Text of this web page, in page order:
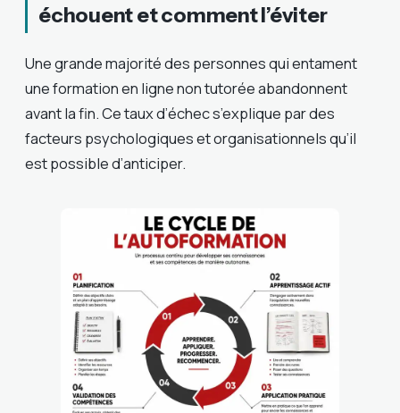
échouent et comment l’éviter
Une grande majorité des personnes qui entament
une formation en ligne non tutorée abandonnent
avant la fin. Ce taux d’échec s’explique par des
facteurs psychologiques et organisationnels qu’il
est possible d’anticiper.